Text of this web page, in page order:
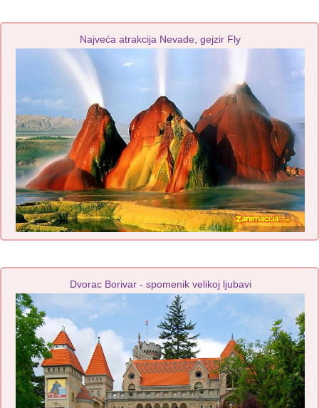
Najveća atrakcija Nevade, gejzir Fly
Dvorac Borivar - spomenik velikoj ljubavi